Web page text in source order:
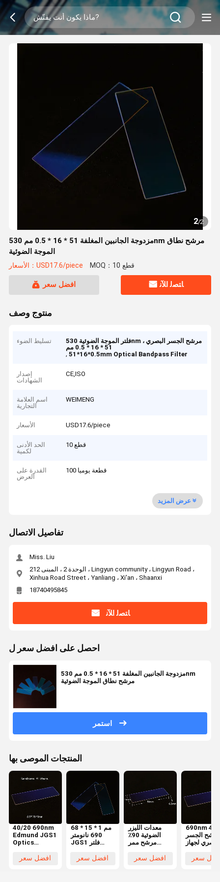
2/2
مزدوجة الجانبين المغلفة 51 * 16 * 0.5 مم 530nm مرشح نطاق
الموجة الضوئية
الأسعار：USD17.6/piece MOQ：10 قطع
افضل سعر ﺎﺘﺼﻟ ﺍﻶﻧ
منتوج وصف
تسليط الضوء
فلتر الموجة الضوئية 530nm ، مرشح الجسر البصري
51 * 16 * 0.5 مم
,51*16*0.5mm Optical Bandpass Filter
إصدار
الشهادات
CE,ISO
اسم العلامة
التجارية
WEIMENG
الأسعار USD17.6/piece
الحد الأدنى
لكمية
10 قطع
القدرة على
العرض
100 قطعة يوميا
عرض المزيد
تفاصيل الاتصال
Miss. Liu
الوحدة 2 ، المبنى 212 ، Lingyun community ، Lingyun Road ،
Xinhua Road Street ، Yanliang ، Xi'an ، Shaanxi
18740495845
ﺎﺘﺼﻟ ﺍﻶﻧ
احصل على افضل سعر ل
مزدوجة الجانبين المغلفة 51 * 16 * 0.5 مم 530nm
مرشح نطاق الموجة الضوئية
استمر
المنتجات الموصى بها
40/20 690nm
Edmund JGS1
Optics
Filters 68 * 15
* 1mm
افضل سعر
68 * 15 * 1 مم
690 نانومتر
JGS1 فلتر
الموجة الضوئية
افضل سعر
معدات الليزر
الضوئية 90٪
مرشح ممر
ذي الفتحة
افضل سعر
690nm
مرشح الجسر
البصري لجهاز
سعر